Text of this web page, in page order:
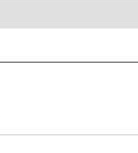
kosztów